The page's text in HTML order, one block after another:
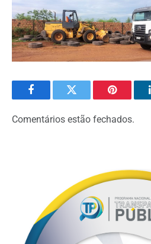
FacebookTwitter Pinterest
Comentários estão fechados.